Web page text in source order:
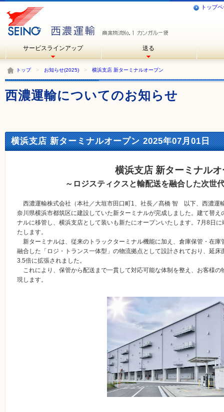
トップ
サービスラインアップ 送る
トップ> お知らせ(2025) > 横浜支店 新ターミナルオープン
西濃運輸についてのお知らせ
横浜支店 新ターミナルオープン 2025年07月01日
横浜支店 新ターミナル
～ロジスティクスと輸配送を融合した次世
西濃運輸株式会社（本社／大垣市田口町1、社長／髙橋 智 以下、西濃運
奈川県横浜市都筑区に建設していた新ターミナルが完成しました。建て替
ナルに移管し、横浜支店として装いも新たにオープンいたします。7月8日
たします。
新ターミナルは、従来のトラックターミナル機能に加え、倉庫保管・在庫
融合した「ロジ・トランス一体型」の物流拠点として設計されており、延
3.5倍に拡張されました。
これにより、保管から配送まで一貫して対応可能な体制を整え、お客様の
現します。